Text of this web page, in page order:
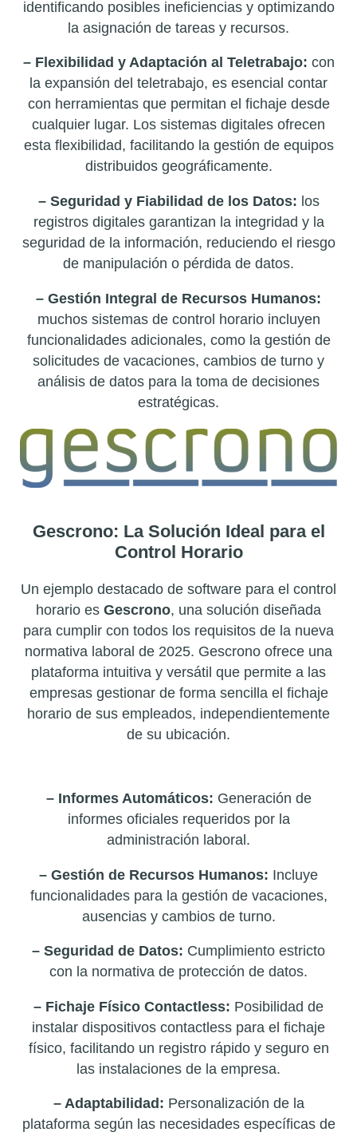
identificando posibles ineficiencias y optimizando
la asignación de tareas y recursos.
– Flexibilidad y Adaptación al Teletrabajo: con
la expansión del teletrabajo, es esencial contar
con herramientas que permitan el fichaje desde
cualquier lugar. Los sistemas digitales ofrecen
esta flexibilidad, facilitando la gestión de equipos
distribuidos geográficamente.
– Seguridad y Fiabilidad de los Datos: los
registros digitales garantizan la integridad y la
seguridad de la información, reduciendo el riesgo
de manipulación o pérdida de datos.
– Gestión Integral de Recursos Humanos:
muchos sistemas de control horario incluyen
funcionalidades adicionales, como la gestión de
solicitudes de vacaciones, cambios de turno y
análisis de datos para la toma de decisiones
estratégicas.
Gescrono: La Solución Ideal para el
Control Horario
Un ejemplo destacado de software para el control
horario es Gescrono, una solución diseñada
para cumplir con todos los requisitos de la nueva
normativa laboral de 2025. Gescrono ofrece una
plataforma intuitiva y versátil que permite a las
empresas gestionar de forma sencilla el fichaje
horario de sus empleados, independientemente
de su ubicación.
– Informes Automáticos: Generación de
informes oficiales requeridos por la
administración laboral.
– Gestión de Recursos Humanos: Incluye
funcionalidades para la gestión de vacaciones,
ausencias y cambios de turno.
– Seguridad de Datos: Cumplimiento estricto
con la normativa de protección de datos.
– Fichaje Físico Contactless: Posibilidad de
instalar dispositivos contactless para el fichaje
físico, facilitando un registro rápido y seguro en
las instalaciones de la empresa.
– Adaptabilidad: Personalización de la
plataforma según las necesidades específicas de